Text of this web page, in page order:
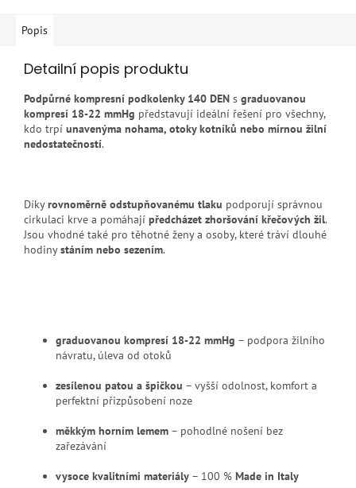
Popis
Detailní popis produktu
Podpůrné kompresní podkolenky 140 DEN s graduovanou
kompresí 18-22 mmHg představují ideální řešení pro všechny,
kdo trpí unavenýma nohama, otoky kotníků nebo mírnou žilní
nedostatečností.
Díkyrovnoměrně odstupňovanému tlaku podporují správnou
cirkulaci krve a pomáhají předcházet zhoršování křečových žil.
Jsou vhodné také pro těhotné ženy a osoby, které tráví dlouhé
hodinystáním nebo sezením.
graduovanou kompresí 18-22 mmHg – podpora žilního
návratu, úleva od otoků
zesílenou patou a špičkou – vyšší odolnost, komfort a
perfektní přizpůsobení noze
měkkým horním lemem – pohodlné nošení bez
zařezávání
vysoce kvalitními materiály – 100 % Made in Italy